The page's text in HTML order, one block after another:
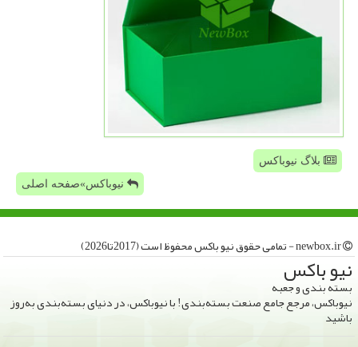
بلاگ نیوباکس
نیوباکس»صفحه اصلی
نیو باكس
بسته بندی و جعبه
نیوباکس، مرجع جامع صنعت بسته‌بندی! با نیوباکس، در دنیای بسته‌بندی به‌روز
باشید